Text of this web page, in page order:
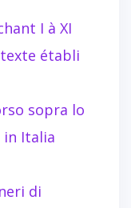
I à XI
établi
sopra lo
Italia
di